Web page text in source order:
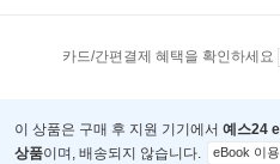
카드/간편결제 혜택을 확인하세요
이 상품은 구매 후 지원 기기에서 예스24
상품이며, 배송되지 않습니다. eBook 이